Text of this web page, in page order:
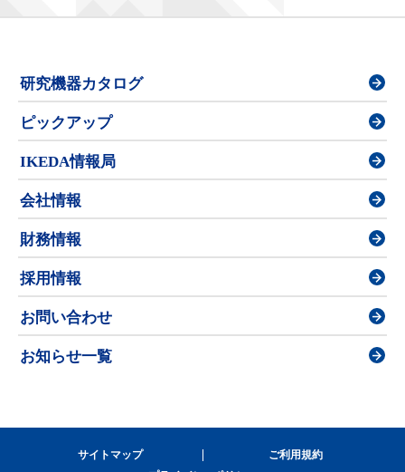
研究機器カタログ
ピックアップ
IKEDA情報局
会社情報
財務情報
採用情報
お問い合わせ
お知らせ一覧
サイトマップ
ご利用規約